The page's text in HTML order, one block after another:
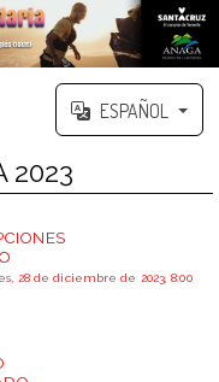
ESPAÑOL
2023
28 de diciembre de 2023, 8:00